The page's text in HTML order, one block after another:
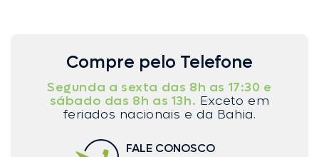
Compre pelo Telefone
Segunda a sexta das 8h as 17:30 e
sábado das 8h as 13h. Exceto em
feriados nacionais e da Bahia.
FALE CONOSCO